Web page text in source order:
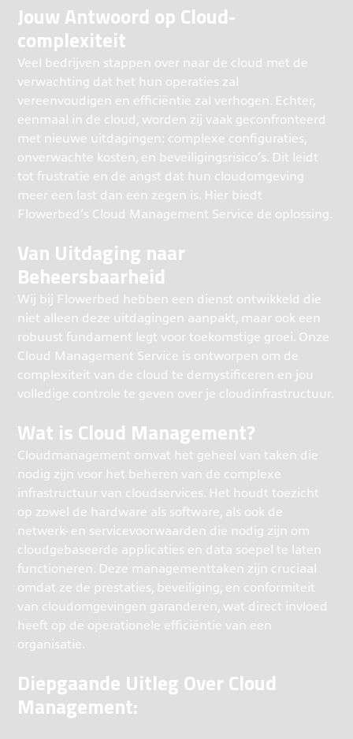
Jouw Antwoord op Cloud-
complexiteit
Veel bedrijven stappen over naar de cloud met de
verwachting dat het hun operaties zal
vereenvoudigen en efficiëntie zal verhogen. Echter,
eenmaal in de cloud, worden zij vaak geconfronteerd
met nieuwe uitdagingen: complexe configuraties,
onverwachte kosten, en beveiligingsrisico’s. Dit leidt
tot frustratie en de angst dat hun cloudomgeving
meer een last dan een zegen is. Hier biedt
Flowerbed’s Cloud Management Service de oplossing.
Van Uitdaging naar
Beheersbaarheid
Wij bij Flowerbed hebben een dienst ontwikkeld die
niet alleen deze uitdagingen aanpakt, maar ook een
robuust fundament legt voor toekomstige groei. Onze
Cloud Management Service is ontworpen om de
complexiteit van de cloud te demystificeren en jou
volledige controle te geven over je cloudinfrastructuur.
Wat is Cloud Management?
Cloudmanagement omvat het geheel van taken die
nodig zijn voor het beheren van de complexe
infrastructuur van cloudservices. Het houdt toezicht
op zowel de hardware als software, als ook de
netwerk- en servicevoorwaarden die nodig zijn om
cloudgebaseerde applicaties en data soepel te laten
functioneren. Deze managementtaken zijn cruciaal
omdat ze de prestaties, beveiliging, en conformiteit
van cloudomgevingen garanderen, wat direct invloed
heeft op de operationele efficiëntie van een
organisatie.
Diepgaande Uitleg Over Cloud
Management: